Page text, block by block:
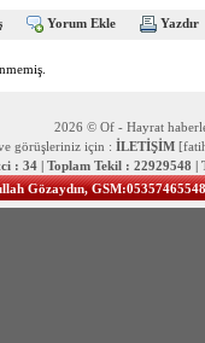
Yorum Ekle Yazdır
2026 © Of - Hayrat
görüşleriniz için : İLETİŞİM
: 34 | Toplam Tekil : 22929548 |
Gözaydın,